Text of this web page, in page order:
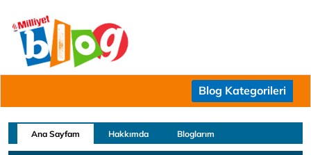
Blog Kategorileri
Ana Sayfam Hakkımda Bloglarım